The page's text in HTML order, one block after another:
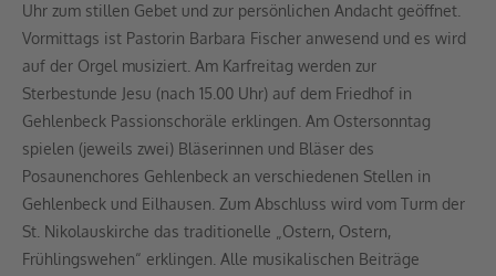
Uhr zum stillen Gebet und zur persönlichen Andacht geöffnet.
Vormittags ist Pastorin Barbara Fischer anwesend und es wird
auf der Orgel musiziert. Am Karfreitag werden zur
Sterbestunde Jesu (nach 15.00 Uhr) auf dem Friedhof in
Gehlenbeck Passionschoräle erklingen. Am Ostersonntag
spielen (jeweils zwei) Bläserinnen und Bläser des
Posaunenchores Gehlenbeck an verschiedenen Stellen in
Gehlenbeck und Eilhausen. Zum Abschluss wird vom Turm der
St. Nikolauskirche das traditionelle „Ostern, Ostern,
Frühlingswehen“ erklingen. Alle musikalischen Beiträge